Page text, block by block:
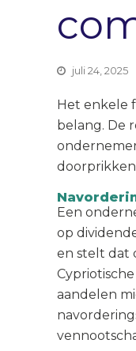
juli 24, 2025
Het enkele
belang. De
Een
op
en stelt dat
aandelen